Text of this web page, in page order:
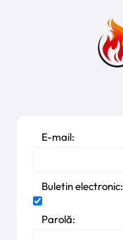
E-mail:
Buletin electronic:
Parolă: